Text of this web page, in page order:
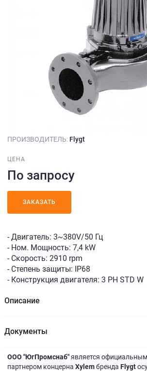
ПРОИЗВОДИТЕЛЬ: Flygt
ЦЕНА
По запросу
ЗАКАЗАТЬ
- Двигатель: 3~380V/50 Гц
- Ном. Мощность: 7,4 kW
- Скорость: 2910 rpm
- Степень защиты: IP68
- Конструкция двигателя: 3 PH STD W
Описание
Документы
ООО "ЮгПромснаб"является официальным
партнером концерна Xylemбренда Flygt